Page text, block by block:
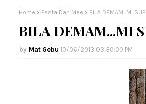
Home Pasta Dan Mee BILA DEMAM...MI
BILA DEMAM...MI
Mat Gebu 10/06/2013 03:30:00 PM